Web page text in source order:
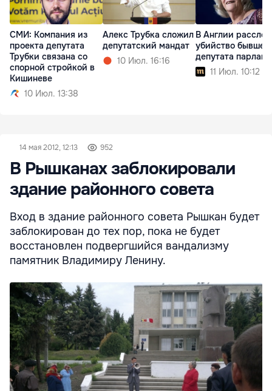
СМИ: Компания из
проекта депутата
Трубки связана со
спорной стройкой в
Кишиневе
10 Июл. 13:38
Алекс Трубка сложил
депутатский мандат
10 Июл. 16:16
В Англии
убийство
депутата
11 Июл. 10:12
14 мая 2012, 12:13 952
В Рышканах заблокировали
здание районного совета
Вход в здание районного совета Рышкан будет
заблокирован до тех пор, пока не будет
восстановлен подвергшийся вандализму
памятник Владимиру Ленину.